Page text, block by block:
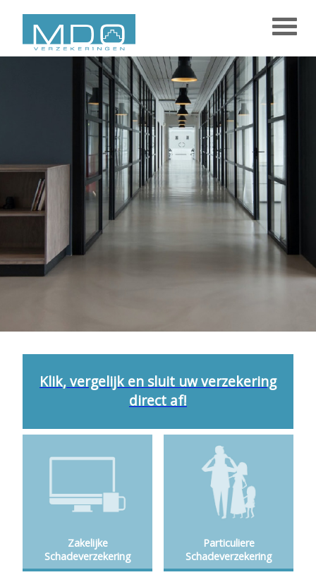
Klik, vergelijk en sluit uw verzekering
direct af!
Zakelijke
Schadeverzekering
Particuliere
Schadeverzekering